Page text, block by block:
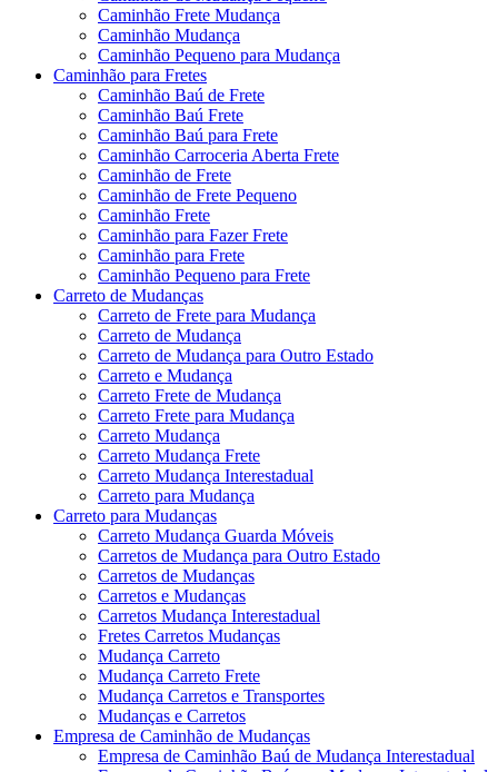
Caminhão Frete Mudança
Caminhão Mudança
Caminhão Pequeno para Mudança
Caminhão para Fretes
Caminhão Baú de Frete
Caminhão Baú Frete
Caminhão Baú para Frete
Caminhão Carroceria Aberta Frete
Caminhão de Frete
Caminhão de Frete Pequeno
Caminhão Frete
Caminhão para Fazer Frete
Caminhão para Frete
Caminhão Pequeno para Frete
Carreto de Mudanças
Carreto de Frete para Mudança
Carreto de Mudança
Carreto de Mudança para Outro Estado
Carreto e Mudança
Carreto Frete de Mudança
Carreto Frete para Mudança
Carreto Mudança
Carreto Mudança Frete
Carreto Mudança Interestadual
Carreto para Mudança
Carreto para Mudanças
Carreto Mudança Guarda Móveis
Carretos de Mudança para Outro Estado
Carretos de Mudanças
Carretos e Mudanças
Carretos Mudança Interestadual
Fretes Carretos Mudanças
Mudança Carreto
Mudança Carreto Frete
Mudança Carretos e Transportes
Mudanças e Carretos
Empresa de Caminhão de Mudanças
Empresa de Caminhão Baú de Mudança Interestadual